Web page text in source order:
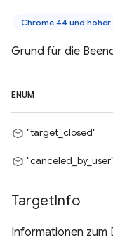
Chrome 44 und höher
Grund für die
ENUM
"target_closed"
"canceled_by_user"
TargetInfo
Informationen zum